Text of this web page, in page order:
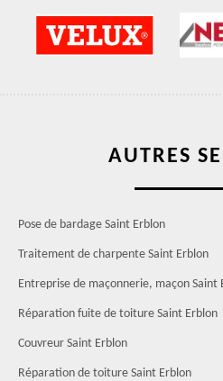
AUTRES
Pose de bardage Saint Erblon
Traitement de charpente Saint Erblon
Entreprise de maçonnerie, maçon Saint
Réparation fuite de toiture Saint Erblon
Couvreur Saint Erblon
Réparation de toiture Saint Erblon